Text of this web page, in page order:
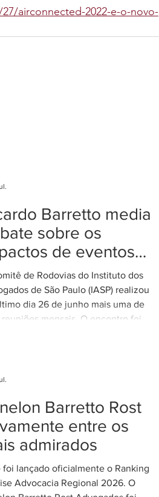
airconnected-2022-e-o-novo-
Barretto media
sobre os
de eventos
extremos
concessões de
de Rodovias do Instituto dos
de São Paulo (IASP) realizou
dia 26 de junho mais uma de
reuniões mensais. O encontro foi
climáticos extremos nos
de São Paulo. A reunião contou
a participação de Cecília Thomé
Subsecretária de Gestão de
da Secretaria de Parcerias e
Barretto Rost
entre os
admirados
foi lançado oficialmente o Ranking
Advocacia Regional 2026. O